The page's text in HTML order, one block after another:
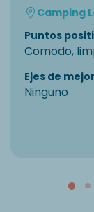
Camping
Puntos
Comodo,
Ejes de
Ninguno